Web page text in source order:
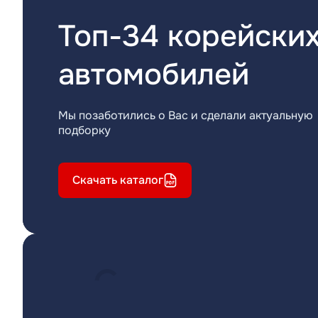
Топ-34
автомобилей
Мы позаботились о Вас и сделали актуальную
подборку
Скачать каталог